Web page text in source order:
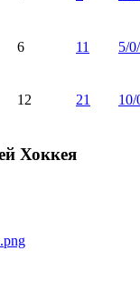
6 11 5/
12 21 10/
Хоккея